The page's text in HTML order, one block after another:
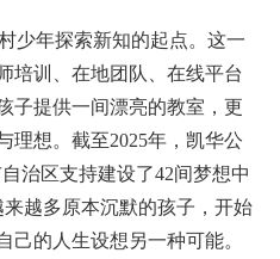
少年探索新知的起点。这一
培训、在地团队、在线平台
子提供一间漂亮的教室，更
理想。截至2025年，凯华公
治区支持建设了42间梦想中
越多原本沉默的孩子，开始
己的人生设想另一种可能。